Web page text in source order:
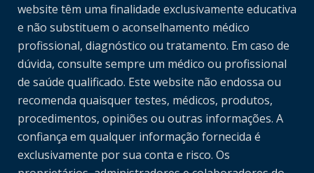
website têm uma finalidade exclusivamente educativa
e não substituem o aconselhamento médico
profissional, diagnóstico ou tratamento. Em caso de
dúvida, consulte sempre um médico ou profissional
de saúde qualificado. Este website não endossa ou
recomenda quaisquer testes, médicos, produtos,
procedimentos, opiniões ou outras informações. A
confiança em qualquer informação fornecida é
exclusivamente por sua conta e risco. Os